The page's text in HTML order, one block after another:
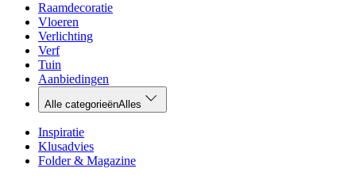
Raamdecoratie
Vloeren
Verlichting
Verf
Tuin
Aanbiedingen
Alle categorieënAlles
Inspiratie
Klusadvies
Folder & Magazine